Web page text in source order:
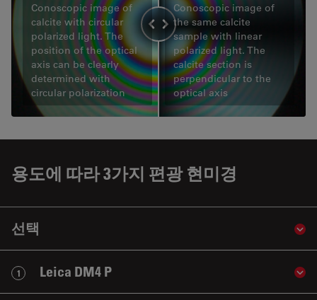
Conoscopic image of
calcite with circular
polarized light. The
position of the optical
axis can be clearly
determined with
circular polarization
Conoscopic image of
the same calcite
sample with linear
polarized light. The
calcite section is
perpendicular to the
optical axis
용도에 따라 3가지 편광 현미경
선택
1 Leica DM4 P